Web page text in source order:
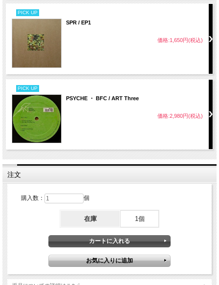
PICK UP
SPR / EP1
価格:1,650円(税込)
PICK UP
PSYCHE ・ BFC / ART Three
価格:2,980円(税込)
注文
購入数： 個
在庫 1個